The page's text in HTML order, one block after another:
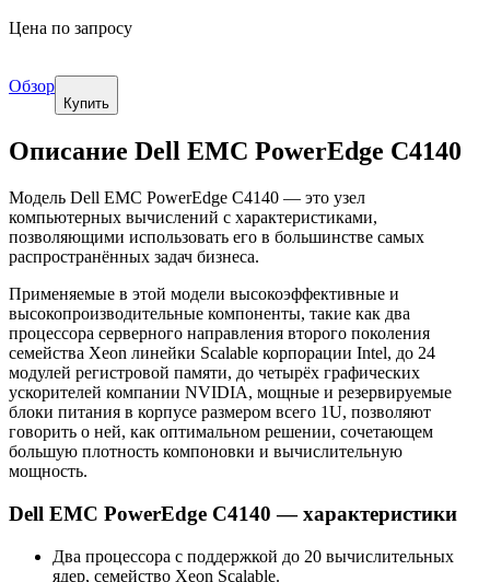
Цена по запросу
Обзор
Купить
Описание Dell EMC PowerEdge C4140
Модель Dell EMC PowerEdge C4140 — это узел
компьютерных вычислений с характеристиками,
позволяющими использовать его в большинстве самых
распространённых задач бизнеса.
Применяемые в этой модели высокоэффективные и
высокопроизводительные компоненты, такие как два
процессора серверного направления второго поколения
семейства Xeon линейки Scalable корпорации Intel, до 24
модулей регистровой памяти, до четырёх графических
ускорителей компании NVIDIA, мощные и резервируемые
блоки питания в корпусе размером всего 1U, позволяют
говорить о ней, как оптимальном решении, сочетающем
большую плотность компоновки и вычислительную
мощность.
Dell EMC PowerEdge C4140 — характеристики
Два процессора с поддержкой до 20 вычислительных
ядер, семейство Xeon Scalable.